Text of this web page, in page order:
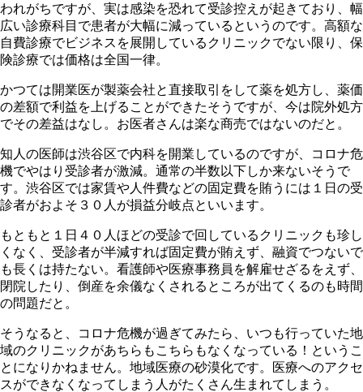
われがちですが、実は感染を恐れて受診控えが起きており、幅
広い診療科目で患者が大幅に減っているというのです。高額な
自費診療でビジネスを展開しているクリニックでない限り、保
険診療では価格は全国一律。
かつては開業医が製薬会社と直接取引をして薬を処方し、薬価
の差額で利益を上げることができたそうですが、今は院外処方
でその差益はなし。お医者さんは楽な商売ではないのだと。
知人の医師は渋谷区で内科を開業しているのですが、コロナ危
機でやはり受診者が激減。通常の半数以下しか来ないそうで
す。渋谷区では家賃や人件費などの固定費を賄うには１日の受
診者がおよそ３０人が損益分岐点といいます。
もともと１日４０人ほどの受診で回しているクリニックも珍し
くなく、受診者が半減すれば固定費が賄えず、融資でつないで
も長くは持たない。看護師や医療事務員を解雇せざるをえず、
閉院したり、倒産を余儀なくされるところが出てくるのも時間
の問題だと。
そうなると、コロナ危機が過ぎてみたら、いつも行っていた地
域のクリニックがあちらもこちらもなくなっている！というこ
とになりかねません。地域医療の砂漠化です。医療へのアクセ
スができなくなってしまう人がたくさん生まれてしまう。